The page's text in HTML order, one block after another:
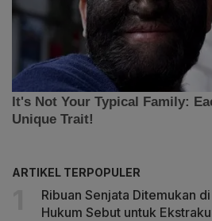
ARTIKEL TERPOPULER
Ribuan Senjata Ditemukan
Hukum Sebut untuk